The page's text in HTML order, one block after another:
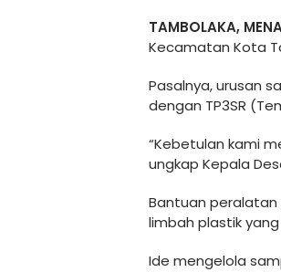
TAMBOLAKA,
Kecamatan Kota
Pasalnya, urusan
dengan TP3SR
“Kebetulan kami
ungkap Kepala
Bantuan
limbah plastik
Ide mengelola